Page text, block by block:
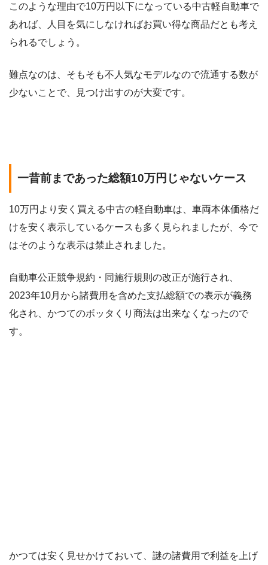
このような理由で10万円以下になっている中古軽自動車で
あれば、人目を気にしなければお買い得な商品だとも考え
られるでしょう。
難点なのは、そもそも不人気なモデルなので流通する数が
少ないことで、見つけ出すのが大変です。
一昔前まであった総額10万円じゃないケース
10万円より安く買える中古の軽自動車は、車両本体価格だ
けを安く表示しているケースも多く見られましたが、今で
はそのような表示は禁止されました。
自動車公正競争規約・同施行規則の改正が施行され、
2023年10月から諸費用を含めた支払総額での表示が義務
化され、かつてのボッタくり商法は出来なくなったので
す。
かつては安く見せかけておいて、謎の諸費用で利益を上げ